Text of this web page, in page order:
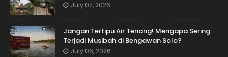
July 07, 2026
Jangan Tertipu Air Tenang! Mengapa Sering
Terjadi Musibah di Bengawan Solo?
July 06, 2026